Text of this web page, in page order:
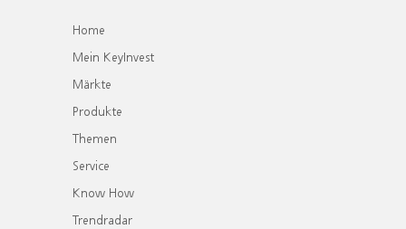
Home
Mein KeyInvest
Märkte
Produkte
Themen
Service
Know How
Trendradar